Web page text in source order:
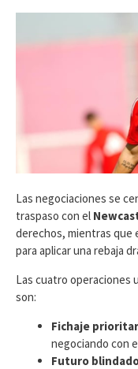
Las negociaciones se
traspaso con el
derechos, mientras que
para aplicar una rebaja
​Las cuatro operaciones
son:
Fichaje
negociando con
Futuro